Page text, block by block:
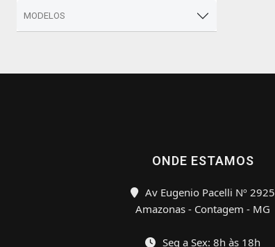
MODELOS
ONDE ESTAMOS
Av Eugenio Pacelli Nº 2925
Amazonas - Contagem - MG
Seg a Sex: 8h às 18h